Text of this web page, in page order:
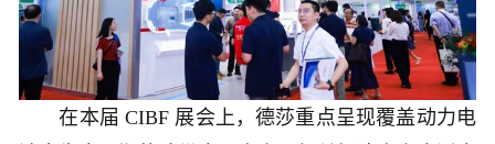
在本届 CIBF 展会上，德莎重点呈现覆盖动力电